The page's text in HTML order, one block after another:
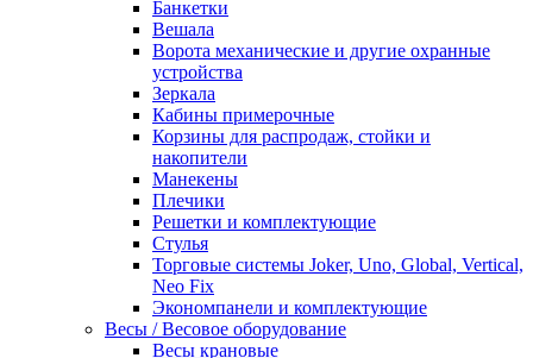
Банкетки
Вешала
Ворота механические и другие охранные
устройства
Зеркала
Кабины примерочные
Корзины для распродаж, стойки и
накопители
Манекены
Плечики
Решетки и комплектующие
Стулья
Торговые системы Joker, Uno, Global, Vertical,
Neo Fix
Экономпанели и комплектующие
Весы / Весовое оборудование
Весы крановые